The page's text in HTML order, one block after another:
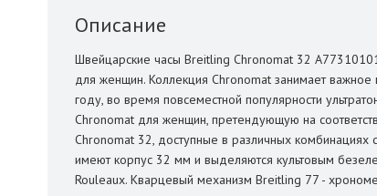
Описание
Швейцарские часы Breitling Chronomat 32
для женщин. Коллекция Chronomat занимает
году, во время повсеместной популярности
Chronomat для женщин, претендующую на
Chronomat 32, доступные в различных
имеют корпус 32 мм и выделяются культовым
Rouleaux. Кварцевый механизм Breitling 77 -